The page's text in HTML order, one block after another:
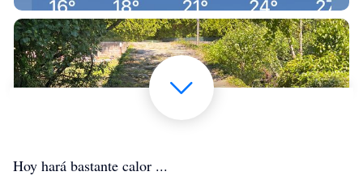
Hoy hará bastante calor ...